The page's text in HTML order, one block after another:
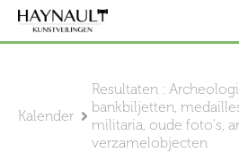
Kalender
Resultaten :
bankbiljetten,
militaria, oude foto's,
verzamelobjecten